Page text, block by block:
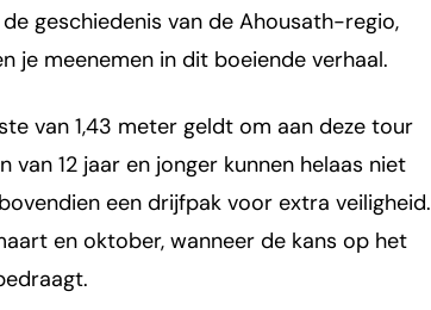
geschiedenis van de Ahousath-regio,
je meenemen in dit boeiende verhaal.
van 1,43 meter geldt om aan deze tour
van 12 jaar en jonger kunnen helaas niet
een drijfpak voor extra veiligheid.
en oktober, wanneer de kans op het